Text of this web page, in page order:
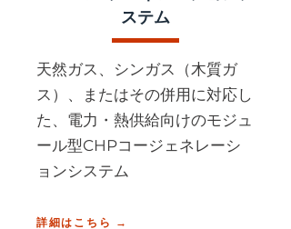
ステム
天然ガス、シンガス（木質ガ
ス）、またはその併用に対応し
た、電力・熱供給向けのモジュ
ール型CHPコージェネレーシ
ョンシステム
詳細はこちら →